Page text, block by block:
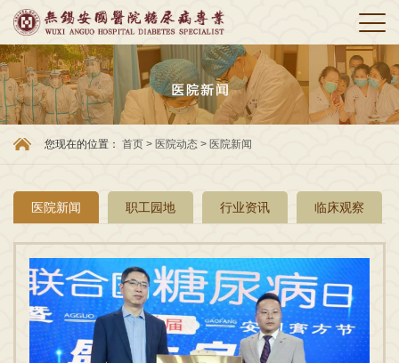
您现在的位置： 首页 > 医院动态 > 医院新闻
医院新闻 职工园地 行业资讯 临床观察